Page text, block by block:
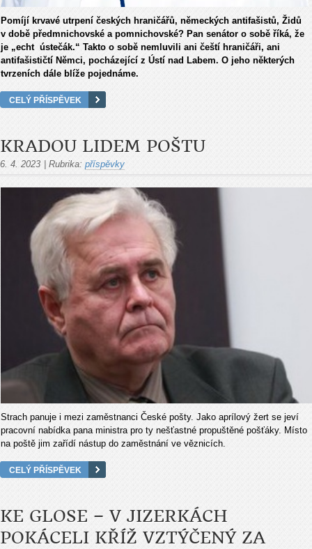
Pomíjí krvavé utrpení českých hraničářů, německých antifašistů, Židů
v době předmnichovské a pomnichovské? Pan senátor o sobě říká, že
je „echt ústečák.“ Takto o sobě nemluvili ani čeští hraničáři, ani
antifašističtí Němci, pocházející z Ústí nad Labem. O jeho některých
tvrzeních dále blíže pojednáme.
CELÝ PŘÍSPĚVEK
KRADOU LIDEM POŠTU
6. 4. 2023 Rubrika: příspěvky
Strach panuje i mezi zaměstnanci České pošty. Jako aprílový žert se jeví
pracovní nabídka pana ministra pro ty nešťastné propuštěné pošťáky. Místo
na poště jim zařídí nástup do zaměstnání ve věznicích.
CELÝ PŘÍSPĚVEK
KE GLOSE – V JIZERKÁCH
POKÁCELI KŘÍŽ VZTÝČENÝ ZA